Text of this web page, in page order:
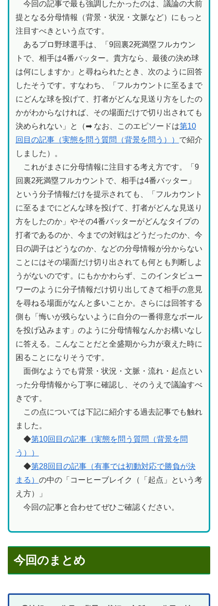
今回の記事で最も強調したかったのは、議論の大前
提となる分母情報（背景・状況・文脈など）にもっと
注目すべきという点です。
あるプロ野球選手は、「9回裏2死満塁フルカウン
トで、相手は4番バッター。貴方なら、最後の決め球
は何にしますか」と尋ねられたとき、次のように回答
したそうです。すなわち、「フルカウントに至るまで
にどんな球を投げて、打者がどんな見送り方をしたの
かがわからなければ、その場面だけで切り出されても
決められない」と（➡ なお、このエピソードは第10
回目の記事（実態を問う質問（背景を問う）） で紹介
しました）。
これがまさに分母情報に注目する考え方です。「9
回裏2死満塁フルカウントで、相手は4番バッター」
という分子情報だけを提示されても、「フルカウント
に至るまでにどんな球を投げて、打者がどんな見送り
方をしたのか」やその4番バッターがどんなタイプの
打者であるのか、今までの対戦はどうだったのか、今
日の調子はどうなのか、などの分母情報が分からない
ことにはその場面だけ切り出されても何とも判断しよ
うがないのです。にもかかわらず、このインタビュー
ワーのように分子情報だけ切り出してきて相手の意見
を尋ねる場面がなんと多いことか。さらには回答する
側も「悔いが残らないように自分の一番得意なボール
を投げ込みます」のように分母情報なんかお構いなし
に答える。こんなことだと全盛期から力が衰えた時に
困ることになりそうです。
面倒なようでも背景・状況・文脈・流れ・起点とい
った分母情報から丁寧に確認し、そのうえで議論すべ
きです。
この点については下記に紹介する過去記事でも触れ
ました。
◆第10回目の記事（実態を問う質問（背景を問
う））
◆第28回目の記事（有事では初動対応で勝負が決
まる） の中の「コーヒーブレイク（「起点」という考
え方）」
今回の記事と合わせてぜひご確認ください。
今回のまとめ